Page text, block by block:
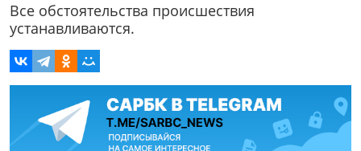
Все обстоятельства происшествия
устанавливаются.